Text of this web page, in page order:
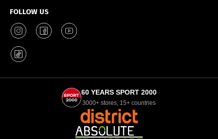
FOLLOW US
60 YEARS SPORT 2000
3000+ stores, 15+ countries